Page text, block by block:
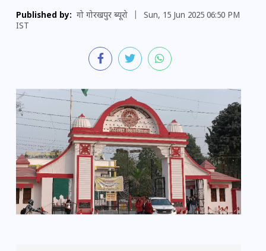
Published by: गो गोरखपुर ब्यूरो
Sun, 15 Jun 2025 06:50 PM
IST